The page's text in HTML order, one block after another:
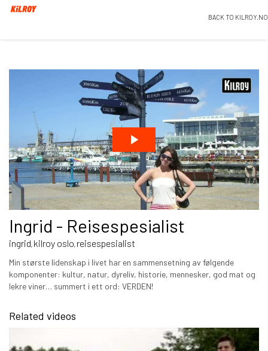
BACK TO KILROY.NO
Ingrid - Reisespesialist
ingrid, kilroy oslo, reisespesialist
Min største lidenskap i livet har en sammensetning av følgende
komponenter: kultur, natur, dyreliv, historie, mennesker, god mat og
lekre viner… summert i ett ord: VERDEN!
Related videos